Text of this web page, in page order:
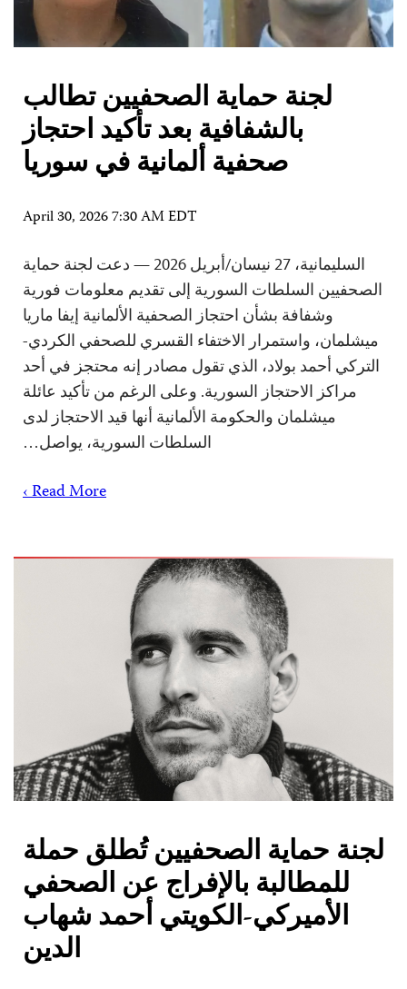
لجنة حماية الصحفيين تطالب
بالشفافية بعد تأكيد احتجاز
صحفية ألمانية في سوريا
April 30, 2026 7:30 AM EDT
السليمانية، 27 نيسان/أبريل 2026 — دعت لجنة حماية
الصحفيين السلطات السورية إلى تقديم معلومات فورية
وشفافة بشأن احتجاز الصحفية الألمانية إيفا ماريا
ميشلمان، واستمرار الاختفاء القسري للصحفي الكردي-
التركي أحمد بولاد، الذي تقول مصادر إنه محتجز في أحد
مراكز الاحتجاز السورية. وعلى الرغم من تأكيد عائلة
ميشلمان والحكومة الألمانية أنها قيد الاحتجاز لدى
السلطات السورية، يواصل…
Read More ›
لجنة حماية الصحفيين تُطلق حملة
للمطالبة بالإفراج عن الصحفي
الأميركي-الكويتي أحمد شهاب
الدين